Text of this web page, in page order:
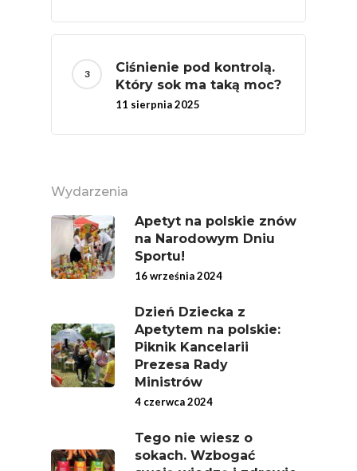
Ciśnienie pod kontrolą.
Który sok ma taką moc?
11 sierpnia 2025
Wydarzenia
Apetyt na polskie znów
na Narodowym Dniu
Sportu!
16 września 2024
Dzień Dziecka z
Apetytem na polskie:
Piknik Kancelarii
Prezesa Rady
Ministrów
4 czerwca 2024
Tego nie wiesz o
sokach. Wzbogać
Ekologicznej
Chrup Owoce, Jedz
Warzywa – To Na
Warzywa I Owoce
Związek Zawodowy
Rolników Ojczyzna
Badania